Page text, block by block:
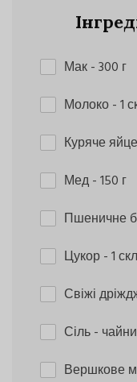
Мак- 300 г
Молоко- 1
Куряче яйце
Мед- 150 г
Пшеничне
Цукор- 1
Свіжі
Сіль-
Вершкове